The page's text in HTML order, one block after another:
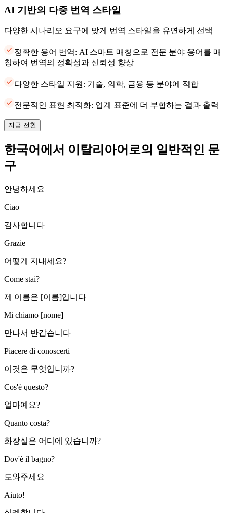
AI 기반의 다중 번역 스타일
다양한 시나리오 요구에 맞게 번역 스타일을 유연하게 선택
정확한 용어 번역: AI 스마트 매칭으로 전문 분야 용어를 매
칭하여 번역의 정확성과 신뢰성 향상
다양한 스타일 지원: 기술, 의학, 금융 등 분야에 적합
전문적인 표현 최적화: 업계 표준에 더 부합하는 결과 출력
지금 전환
한국어에서 이탈리아어로의 일반적인 문
구
안녕하세요
Ciao
감사합니다
Grazie
어떻게 지내세요?
Come stai?
제 이름은 [이름]입니다
Mi chiamo [nome]
만나서 반갑습니다
Piacere di conoscerti
이것은 무엇입니까?
Cos'è questo?
얼마예요?
Quanto costa?
화장실은 어디에 있습니까?
Dov'è il bagno?
도와주세요
Aiuto!